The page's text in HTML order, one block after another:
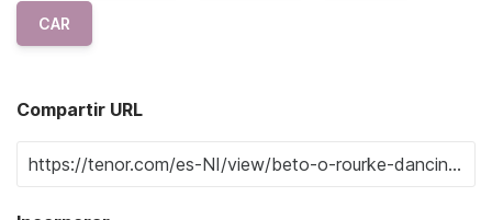
CAR
Compartir URL